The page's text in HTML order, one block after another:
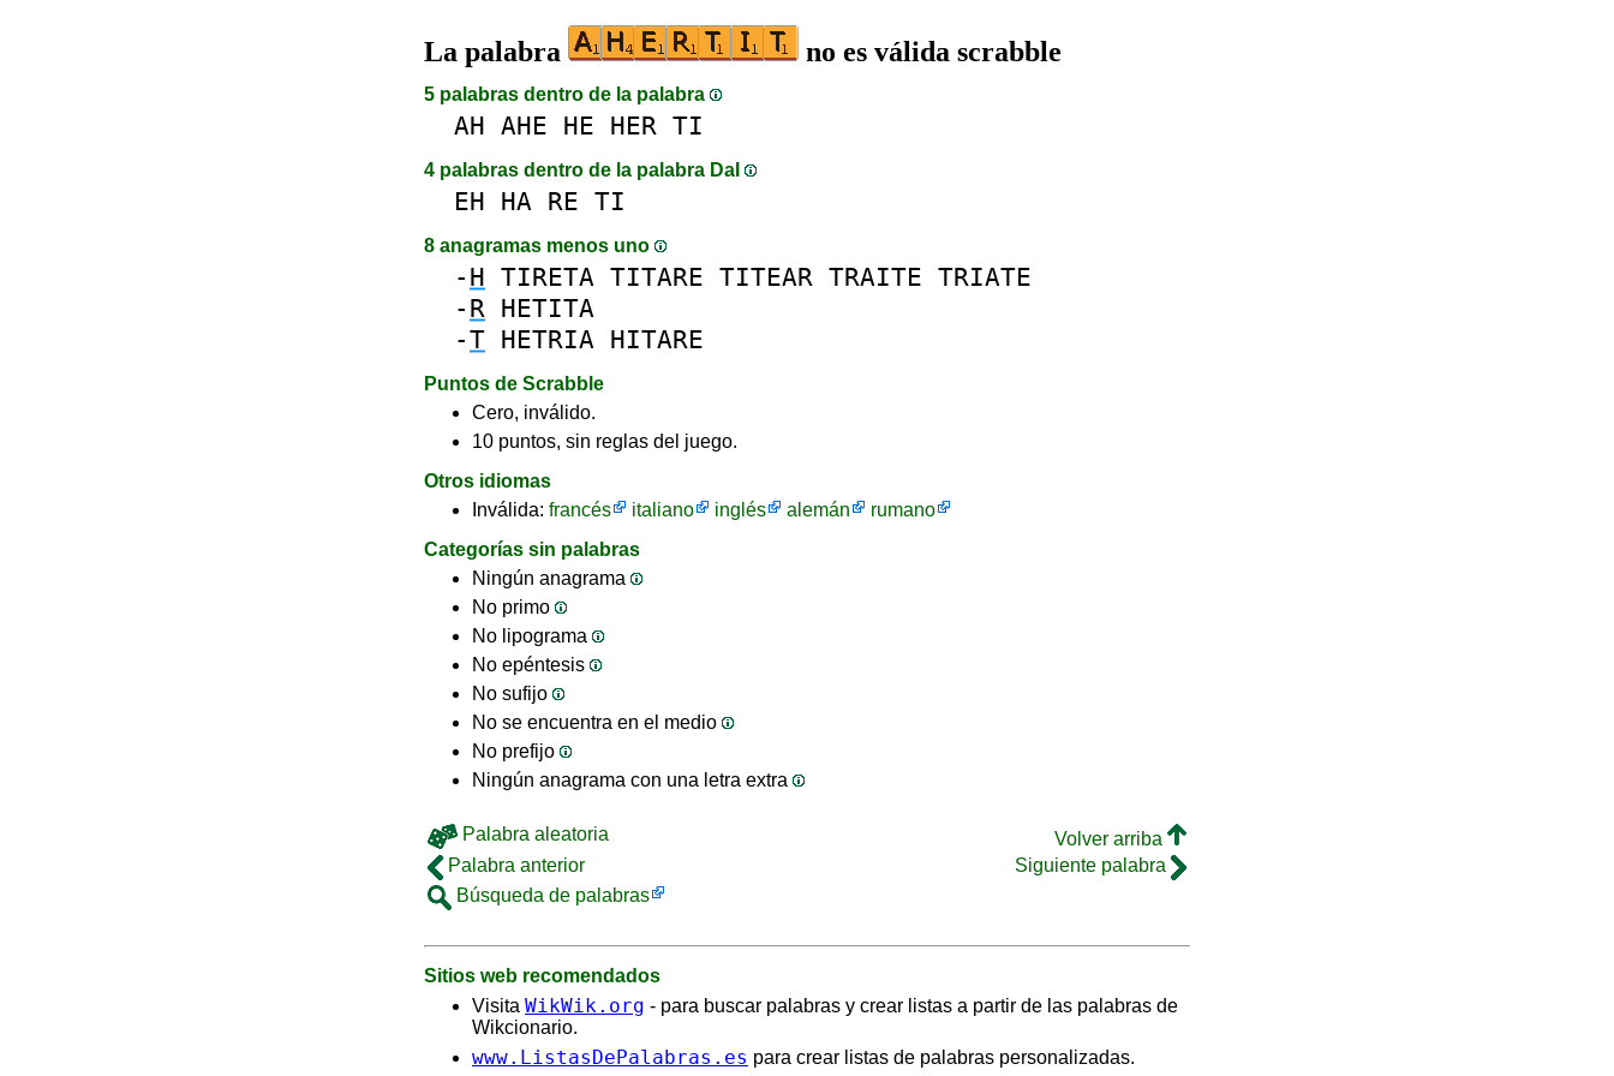
La palabra no es válida scrabble
5 palabras dentro de la palabra
AH AHE HE HER TI
4 palabras dentro de la palabra DaI
EH HA RE TI
8 anagramas menos uno
- H TIRETA TITARE TITEAR TRAITE TRIATE
- R HETITA
-T HETRIA HITARE
Puntos de Scrabble
Cero, inválido.
10 puntos, sin reglas del juego.
Otros idiomas
Inválida: francés italiano inglés alemán
rumano
Categorías sin palabras
Ningún anagrama
No primo
No lipograma
No epéntesis
No sufijo
No se encuentra en el medio
No prefijo
Ningún anagrama con una letra extra
Palabra aleatoria
Volver arriba
Palabra anterior
Siguiente palabra
Búsqueda de palabras
Sitios web recomendados
Visita WikWik.org - para buscar palabras y crear listas a partir de las palabras de
Wikcionario.
www.ListasDePalabras.es para crear listas de palabras personalizadas.